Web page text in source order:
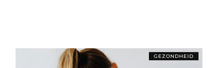
GEZONDHEID